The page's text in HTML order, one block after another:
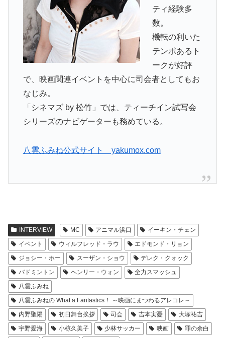
ティ経験多
数。
機転の利いた
テンポあるト
ークが好評
で、映画関連イベントを中心に司会者としてもお
なじみ。
「シネマズ by 松竹」では、ティーチイン試写会
シリーズのナビゲーターも務めている。
八雲ふみね公式サイト yakumox.com
INTERVIEW MC アニマル浜口
イーキン・チェン
イベント
ウィルフレッド・ラウ
エドモンド・リョン
ジョシー・ホー
スーザン・ショウ
デレク・クォック
バドミントン
ヘンリー・ウォン
全力スマッシュ
八雲ふみね
八雲ふみねの What a Fantastics！ ～映画にまつわるアレコレ～
内野聖陽
初日舞台挨拶 司会 吉本実憂
大塚祐吉
宇野愛海
小椋久美子 少林サッカー 映画
罪の余白